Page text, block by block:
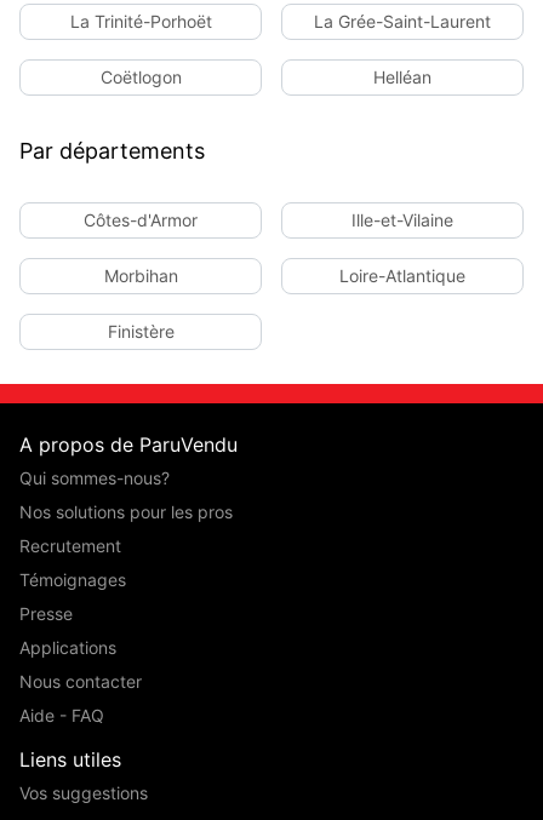
La Trinité-Porhoët La Grée-Saint-Laurent
Coëtlogon Helléan
Par départements
Côtes-d'Armor Ille-et-Vilaine
Morbihan Loire-Atlantique
Finistère
A propos de ParuVendu
Qui sommes-nous?
Nos solutions pour les pros
Recrutement
Témoignages
Presse
Applications
Nous contacter
Aide - FAQ
Liens utiles
Vos suggestions